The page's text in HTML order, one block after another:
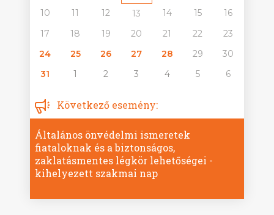
10
11 12 13 14 15
16
17
18 19 20 21 22
23
24
25 26 27 28 29
30
31
1 2 3 4 5 6
Következő esemény:
Általános önvédelmi ismeretek
fiataloknak és a biztonságos,
zaklatásmentes légkör lehetőségei -
kihelyezett szakmai nap